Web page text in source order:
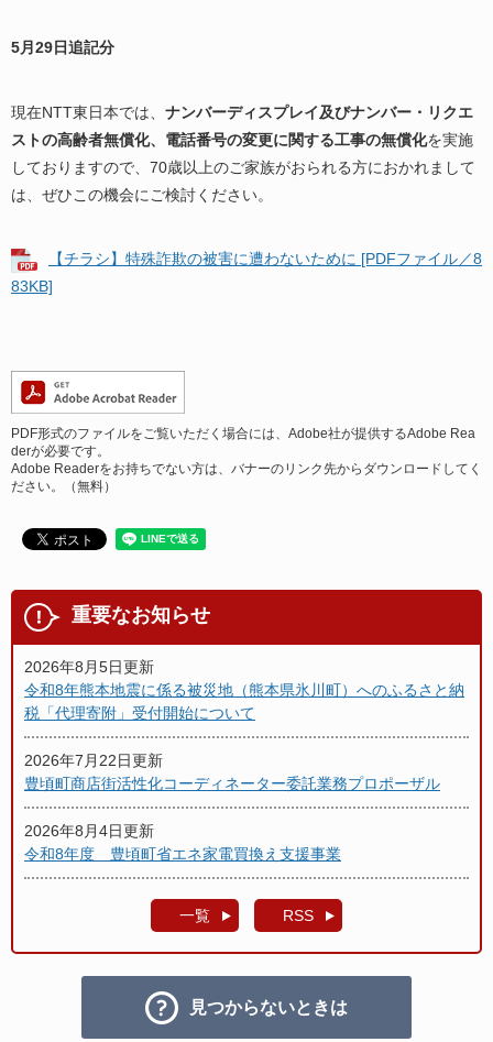
5月29日追記分
現在NTT東日本では、 ナンバーディスプレイ及びナンバー・リクエ
ストの高齢者無償化、電話番号の変更に関する工事の無償化を実施
しておりますので、70歳以上のご家族がおられる方におかれまして
は、ぜひこの機会にご検討ください。
【チラシ】特殊詐欺の被害に遭わないために [PDFファイル／8
83KB]
PDF形式のファイルをご覧いただく場合には、Adobe社が提供するAdobe Rea
derが必要です。
Adobe Readerをお持ちでない方は、バナーのリンク先からダウンロードしてく
ださい。（無料）
重要なお知らせ
2026年8月5日更新
令和8年熊本地震に係る被災地（熊本県氷川町）へのふるさと納
税「代理寄附」受付開始について
2026年7月22日更新
豊頃町商店街活性化コーディネーター委託業務プロポーザル
2026年8月4日更新
令和8年度 豊頃町省エネ家電買換え支援事業
一覧 RSS
見つからないときは